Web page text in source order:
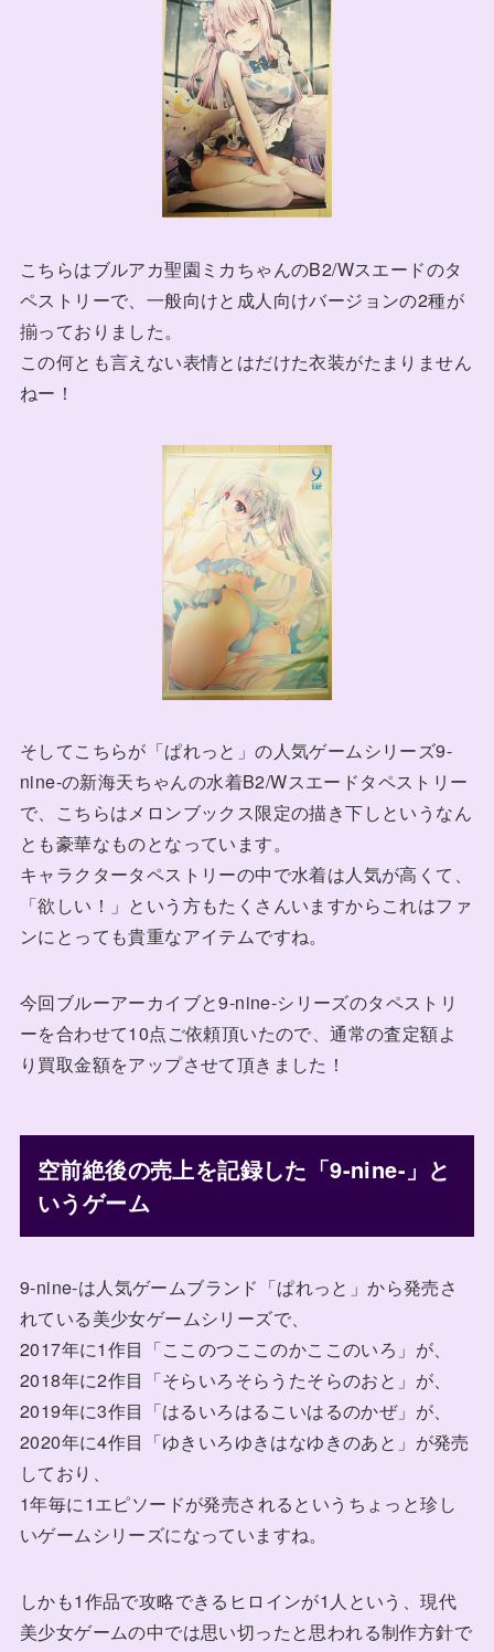
こちらはブルアカ聖園ミカちゃんのB2/Wスエードのタ
ペストリーで、一般向けと成人向けバージョンの2種が
揃っておりました。
この何とも言えない表情とはだけた衣装がたまりません
ねー！
そしてこちらが「ぱれっと」の人気ゲームシリーズ9-
nine-の新海天ちゃんの水着B2/Wスエードタペストリー
で、こちらはメロンブックス限定の描き下しというなん
とも豪華なものとなっています。
キャラクタータペストリーの中で水着は人気が高くて、
「欲しい！」という方もたくさんいますからこれはファ
ンにとっても貴重なアイテムですね。
今回ブルーアーカイブと9-nine-シリーズのタペストリ
ーを合わせて10点ご依頼頂いたので、通常の査定額よ
り買取金額をアップさせて頂きました！
空前絶後の売上を記録した「9-nine-」と
いうゲーム
9-nine-は人気ゲームブランド「ぱれっと」から発売さ
れている美少女ゲームシリーズで、
2017年に1作目「ここのつここのかここのいろ」が、
2018年に2作目「そらいろそらうたそらのおと」が、
2019年に3作目「はるいろはるこいはるのかぜ」が、
2020年に4作目「ゆきいろゆきはなゆきのあと」が発売
しており、
1年毎に1エピソードが発売されるというちょっと珍し
いゲームシリーズになっていますね。
しかも1作品で攻略できるヒロインが1人という、現代
美少女ゲームの中では思い切ったと思われる制作方針で